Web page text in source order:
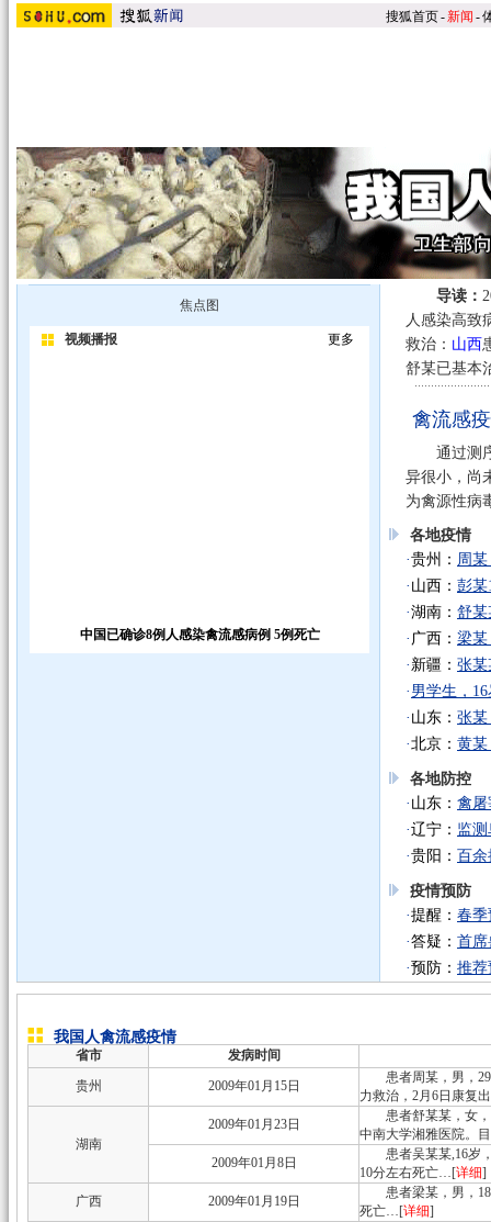
搜狐首页-新闻 -
焦点图
视频播报 更多
中国已确诊8例人感染禽流感病例 5例死亡
导读：
人感染高致
救治： 山西
舒某已基本
禽流感
通过测序
异很小，尚
为禽源性
各地疫情
·贵州： 周
· 山西： 彭某
·湖南： 舒某
· 广西： 梁某
· 新疆： 张某
· 男学生，
· 山东： 张某
·北京： 黄某
各地防控
· 山东： 禽屠
·辽宁： 监
·贵阳： 百余
疫情预防
·提醒： 春季
·答疑： 首席
·预防： 推荐
我国人禽流感疫情
省市
发病时间
贵州
2009年01月15日
患者周某，男，29
力救治，2月6日康复
湖南
2009年01月23日
患者舒某某，女，
中南大学湘雅医院。
2009年01月8日
患者吴某某,16岁，
10分左右死亡…[详细]
广西
2009年01月19日
患者梁某，男，18
死亡…[详细]